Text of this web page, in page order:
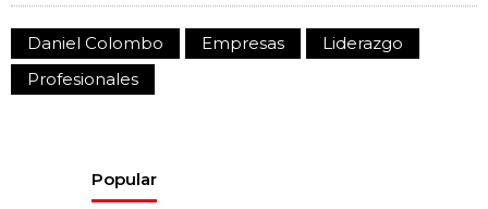
Daniel Colombo Empresas
Liderazgo
Profesionales
Popular